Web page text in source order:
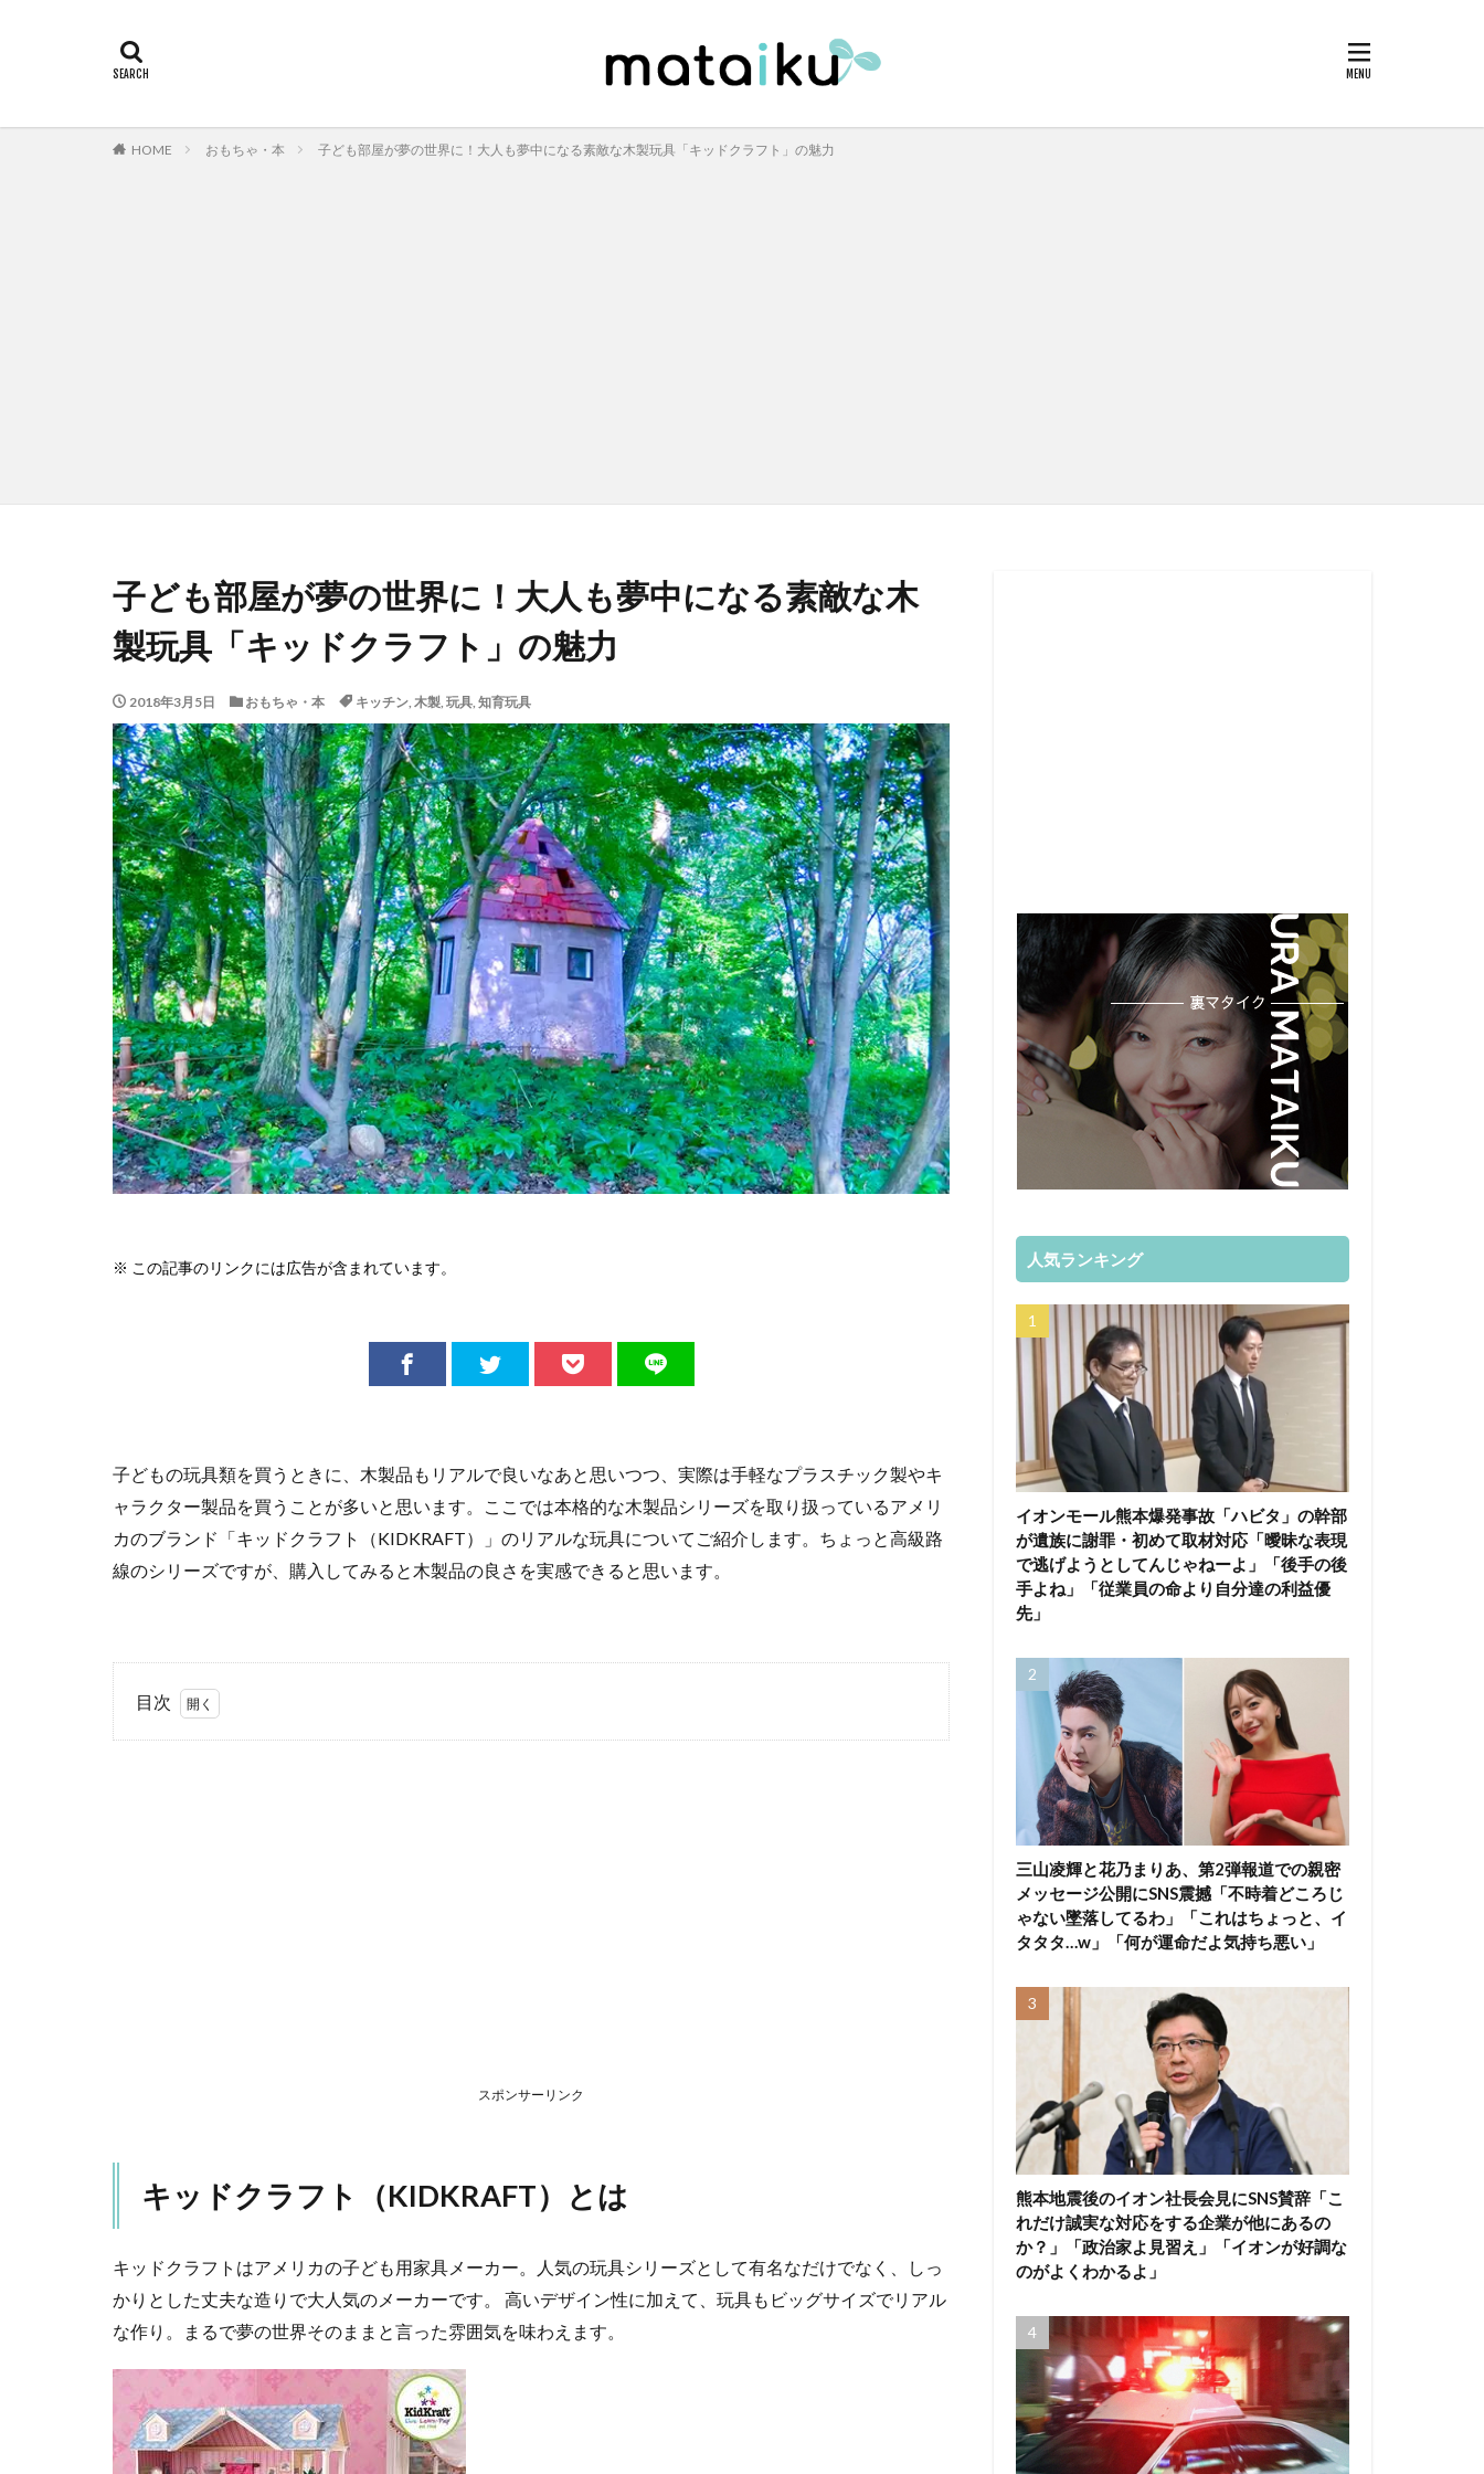
HOME おもちゃ・本 子ども部屋が夢の世界に！大人も夢中になる素敵な木製玩具「キッドクラフト」の魅力
子ども部屋が夢の世界に！大人も夢中になる素敵な木
製玩具「キッドクラフト」の魅力
2018年3月5日 おもちゃ・本 キッチン, 木製, 玩具, 知育玩具
※ この記事のリンクには広告が含まれています。
子どもの玩具類を買うときに、木製品もリアルで良いなあと思いつつ、実際は手軽なプラスチック製やキ
ャラクター製品を買うことが多いと思います。ここでは本格的な木製品シリーズを取り扱っているアメリ
カのブランド「キッドクラフト（KIDKRAFT）」のリアルな玩具についてご紹介します。ちょっと高級路
線のシリーズですが、購入してみると木製品の良さを実感できると思います。
目次
イ
4
アメ
リカ
ンブ
ラン
ドら
しい
「カ
ー
スポンサーリンク
キッドクラフト（KIDKRAFT）とは
キッドクラフトはアメリカの子ども用家具メーカー。人気の玩具シリーズとして有名なだけでなく、しっ
かりとした丈夫な造りで大人気のメーカーです。 高いデザイン性に加えて、玩具もビッグサイズでリアル
な作り。まるで夢の世界そのままと言った雰囲気を味わえます。
人気ランキング
イオンモール熊本爆発事故「ハビタ」の幹部
が遺族に謝罪・初めて取材対応「曖昧な表現
で逃げようとしてんじゃねーよ」「後手の後
手よね」「従業員の命より自分達の利益優
先」
三山凌輝と花乃まりあ、第2弾報道での親密
メッセージ公開にSNS震撼「不時着どころじ
ゃない墜落してるわ」「これはちょっと、イ
タタタ…w」「何が運命だよ気持ち悪い」
熊本地震後のイオン社長会見にSNS賛辞「こ
れだけ誠実な対応をする企業が他にあるの
か？」「政治家よ見習え」「イオンが好調な
のがよくわかるよ」